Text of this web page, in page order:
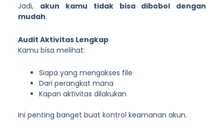
Jadi, akun kamu tidak bisa dibobol dengan
mudah.
Audit Aktivitas Lengkap
Kamu bisa melihat:
Siapa yang mengakses file
Dari perangkat mana
Kapan aktivitas dilakukan
Ini penting banget buat kontrol keamanan akun.